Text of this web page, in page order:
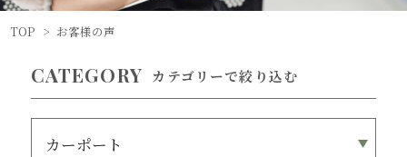
TOP > お客様の声
CATEGORY カテゴリーで絞り込む